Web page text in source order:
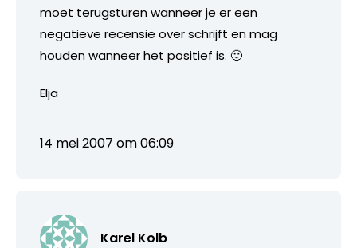
moet terugsturen wanneer je er een
negatieve recensie over schrijft en mag
houden wanneer het positief is. 🙂
Elja
14 mei 2007 om 06:09
Karel Kolb